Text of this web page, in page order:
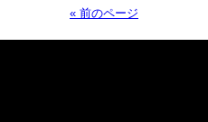
« 前のページ